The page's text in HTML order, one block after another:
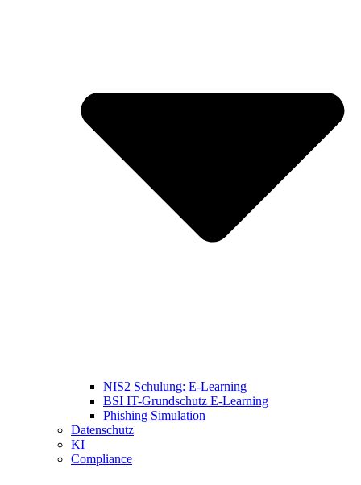
NIS2 Schulung: E-Learning
BSI IT-Grundschutz E-Learning
Phishing Simulation
Datenschutz
KI
Compliance